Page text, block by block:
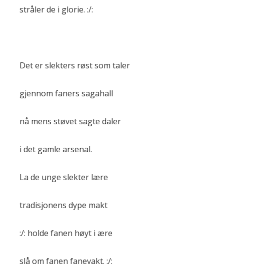
stråler de i glorie. :/:
Det er slekters røst som taler
gjennom faners sagahall
nå mens støvet sagte daler
i det gamle arsenal.
La de unge slekter lære
tradisjonens dype makt
:/: holde fanen høyt i ære
slå om fanen fanevakt. :/: